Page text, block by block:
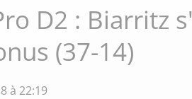
D2 : Biarritz
(37-14)
à 22:19